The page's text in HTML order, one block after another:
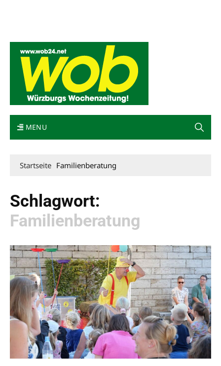
MENU
Startseite Familienberatung
Schlagwort:
Familienberatung